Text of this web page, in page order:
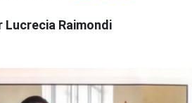
Lucrecia Raimondi